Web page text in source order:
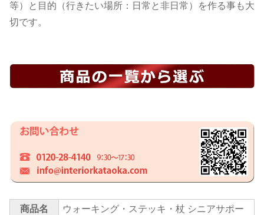
等）と目的（行きたい場所：日常と非日常）を作る事も大
切です。
商品名
ウォーキング・ステッキ・杖 シニアサポー